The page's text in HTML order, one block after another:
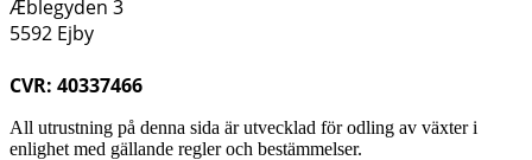
Æblegyden 3
5592 Ejby
CVR: 40337466
All utrustning på denna sida är utvecklad för odling av växter i
enlighet med gällande regler och bestämmelser.